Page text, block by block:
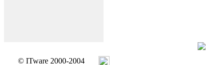
© ITware 2000-2004